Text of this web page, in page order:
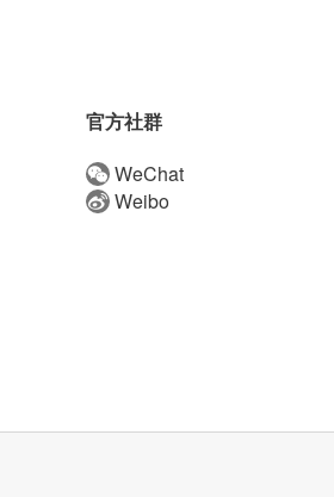
官方社群
WeChat
Weibo